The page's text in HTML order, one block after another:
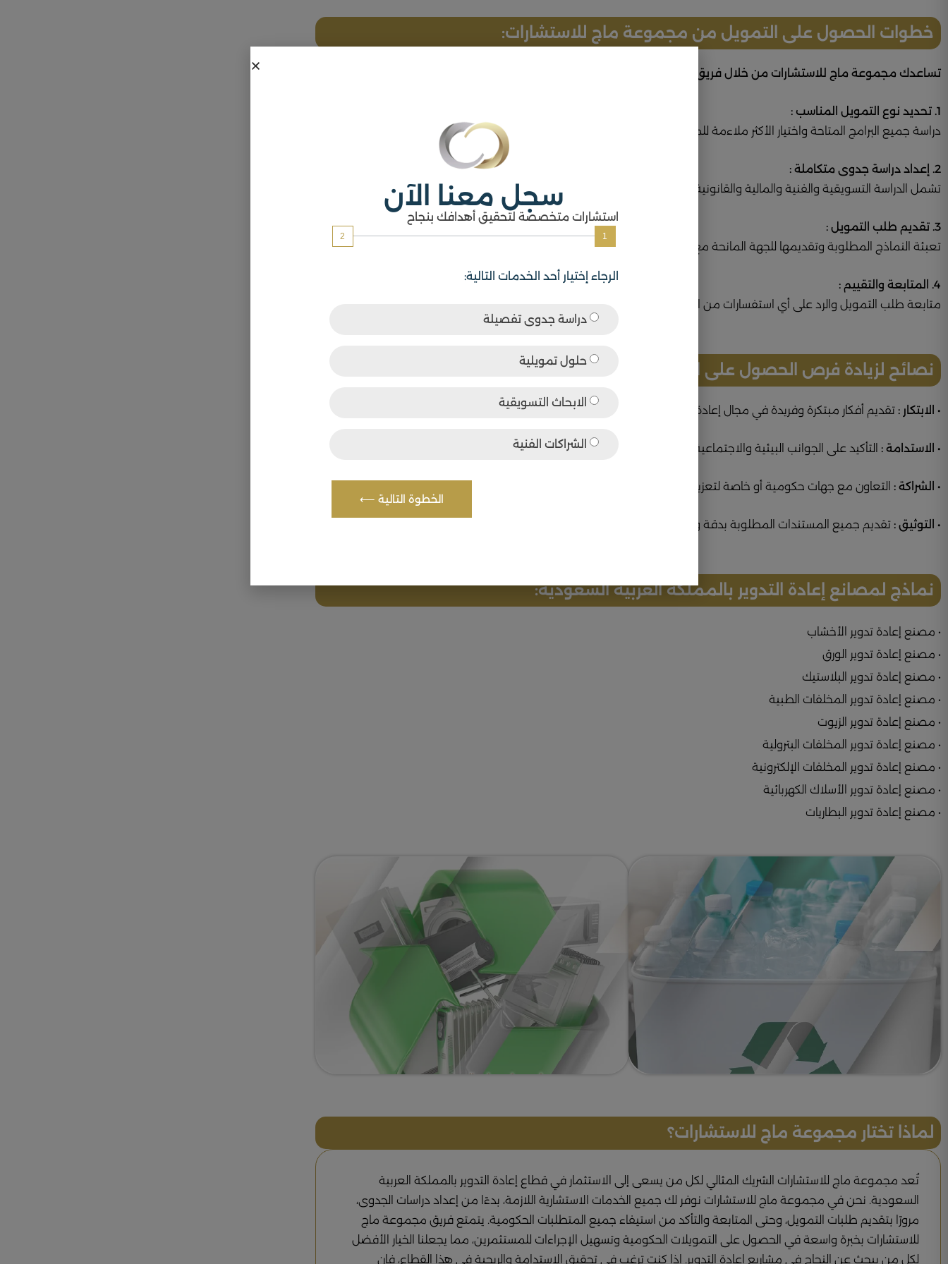
خطوات الحصول على التمويل من مجموعة ماج للاستشارات:
تساعدك مجموعة ماج للاستشارات من خلال فريق مستشاريها بالخطوات التالية:
1. تحديد نوع التمويل المناسب :
دراسة جميع البرامج المتاحة واختيار الأكثر ملاءمة للمشروع.
2. إعداد دراسة جدوى متكاملة :
تشمل الدراسة التسويقية والفنية والمالية والقانونية للمشروع.
3. تقديم طلب التمويل :
تعبئة النماذج المطلوبة وتقديمها للجهة المانحة مع المستندات اللازمة.
4. المتابعة والتقييم :
متابعة طلب التمويل والرد على أي استفسارات من الجهة المانحة.
نصائح لزيادة فرص الحصول على التمويل:
• الابتكار : تقديم أفكار مبتكرة وفريدة في مجال إعادة التدوير.
• الاستدامة : التأكيد على الجوانب البيئية والاجتماعية للمشروع.
• الشراكة : التعاون مع جهات حكومية أو خاصة لتعزيز فرص النجاح.
• التوثيق : تقديم جميع المستندات المطلوبة بدقة ووضوح.
نماذج لمصانع إعادة التدوير بالمملكة العربية السعودية:
• مصنع إعادة تدوير الأخشاب
• مصنع إعادة تدوير الورق
• مصنع إعادة تدوير البلاستيك
• مصنع إعادة تدوير المخلفات الطبية
• مصنع إعادة تدوير الزيوت
• مصنع إعادة تدوير المخلفات البترولية
• مصنع إعادة تدوير المخلفات الإلكترونية
• مصنع إعادة تدوير الأسلاك الكهربائية
• مصنع إعادة تدوير البطاريات
لماذا تختار مجموعة ماج للاستشارات؟
تُعد مجموعة ماج للاستشارات الشريك المثالي لكل من يسعى إلى الاستثمار في قطاع إعادة التدوير بالمملكة العربية
السعودية. نحن في مجموعة ماج للاستشارات نوفر لك جميع الخدمات الاستشارية اللازمة، بدءًا من إعداد دراسات الجدوى،
مرورًا بتقديم طلبات التمويل، وحتى المتابعة والتأكد من استيفاء جميع المتطلبات الحكومية. يتمتع فريق مجموعة ماج
للاستشارات بخبرة واسعة في الحصول على التمويلات الحكومية وتسهيل الإجراءات للمستثمرين، مما يجعلنا الخيار الأفضل
لكل من يبحث عن النجاح في مشاريع إعادة التدوير. إذا كنت ترغب في تحقيق الاستدامة والربحية في هذا القطاع، فإن
سجل معنا الآن
استشارات متخصصة لتحقيق أهدافك بنجاح
1
2
الرجاء إختيار أحد الخدمات التالية:
دراسة جدوى تفصيلة
حلول تمويلية
الابحاث التسويقية
الشراكات الفنية
الخطوة التالية ⟵